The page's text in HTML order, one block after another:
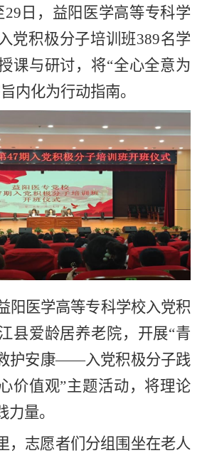
29日，益阳医学高等专科学
党积极分子培训班389名学
课与研讨，将“全心全意为
内化为行动指南。
阳医学高等专科学校入党积
县爱龄居养老院，开展“青
护安康——入党积极分子践
价值观”主题活动，将理论
量。
，志愿者们分组围坐在老人